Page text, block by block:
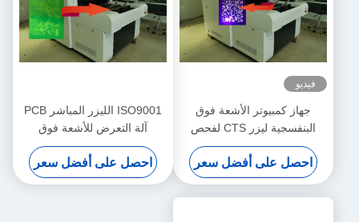
فيديو
جهاز كمبيوتر الأشعة فوق
البنفسجية ليزر CTS لفحص
تقنية DMD DLP
احصل على أفضل سعر
ISO9001 الليزر المباشر PCB
آلة التعرض للأشعة فوق
البنفسجية النسيج
احصل على أفضل سعر